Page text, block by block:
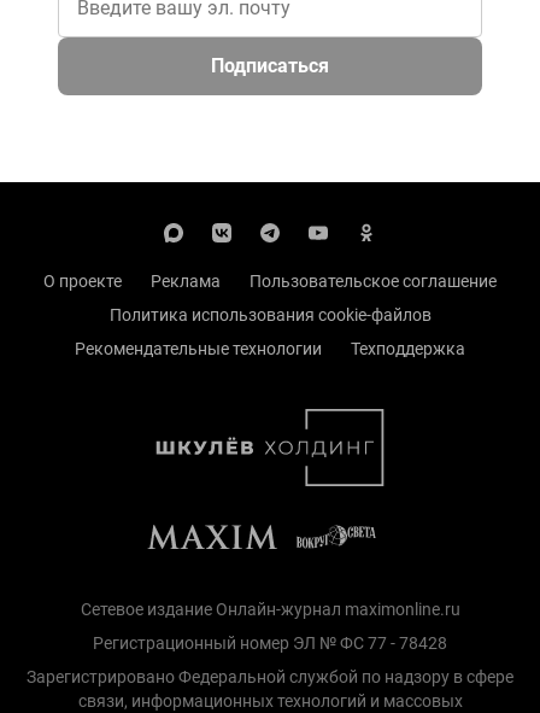
Подписаться
О проекте Реклама
Пользовательское соглашение
Политика использования cookie-файлов
Рекомендательные технологии
Техподдержка
Сетевое издание Онлайн-журнал maximonline.ru
Регистрационный номер ЭЛ № ФС 77 - 78428
Зарегистрировано Федеральной службой по надзору в сфере
связи, информационных технологий и массовых